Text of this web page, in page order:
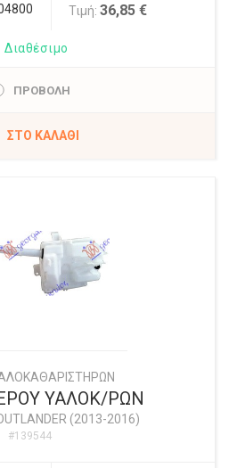
Τιμή: 36,85 €
Διαθέσιμο
ΠΡΟΒΟΛΗ
ΣΤΟ ΚΑΛΆΘΙ
ΥΑΛΟΚ/ΡΩΝ
(2013-2016)
#139544